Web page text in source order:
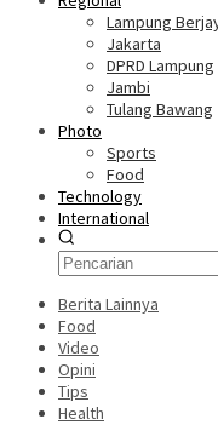
Lampung
Jakarta
DPRD Lampung
Jambi
Tulang Bawang
Photo
Sports
Food
Technology
International
Berita Lainnya
Food
Video
Opini
Tips
Health